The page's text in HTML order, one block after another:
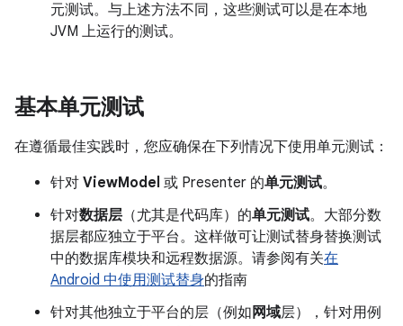
元测试。与上述方法不同，这些测试可以是在本地
JVM 上运行的测试。
基本单元测试
在遵循最佳实践时，您应确保在下列情况下使用单元测试：
针对 ViewModel 或 Presenter 的单元测试。
针对数据层 （尤其是代码库）的单元测试。大部分数
据层都应独立于平台。这样做可让测试替身替换测试
中的数据库模块和远程数据源。请参阅有关在
Android 中使用测试替身的指南
针对其他独立于平台的层（例如 网域层），针对用例